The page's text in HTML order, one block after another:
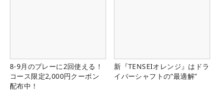
8-9月のプレーに2回使える！
コース限定2,000円クーポン
配布中！
新『TENSEIオレンジ』はドラ
イバーシャフトの“最適解”